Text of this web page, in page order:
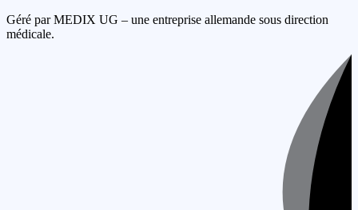
Géré par MEDIX UG – une entreprise allemande sous direction
médicale.